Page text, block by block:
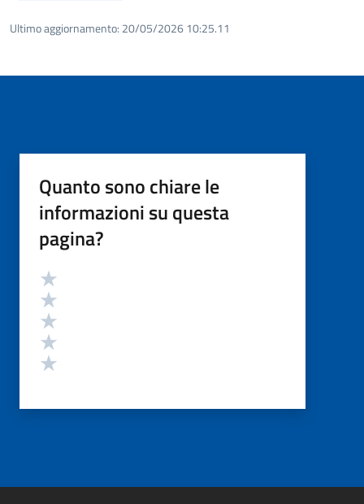
Ultimo aggiornamento: 20/05/2026 10:25.11
Quanto sono chiare le
informazioni su questa
pagina?
Valutazione